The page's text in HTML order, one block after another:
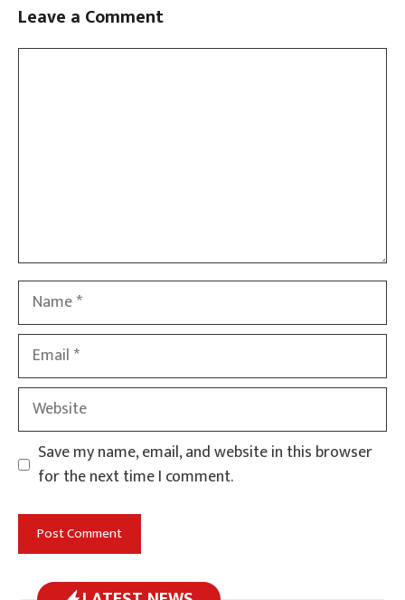
Leave a Comment
Name
Email
Website
Save my name, email, and website in this browser
for the next time I comment.